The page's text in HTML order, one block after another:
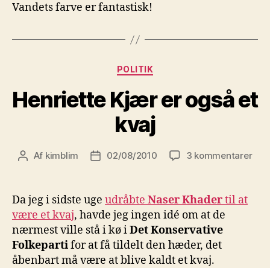
Vandets farve er fantastisk!
Kategorier
POLITIK
Henriette Kjær er også et
kvaj
Indlægsforfatter
Af kimblim Indlægsdato
02/08/2010 3 kommentarertil
Da jeg i sidste uge udråbte Naser Khadertil at
være et kvaj, havde jeg ingen idé om at de
nærmest ville stå i kø iDet Konservative
Folkepartifor at få tildelt den hæder, det
åbenbart må være at blive kaldt et kvaj.